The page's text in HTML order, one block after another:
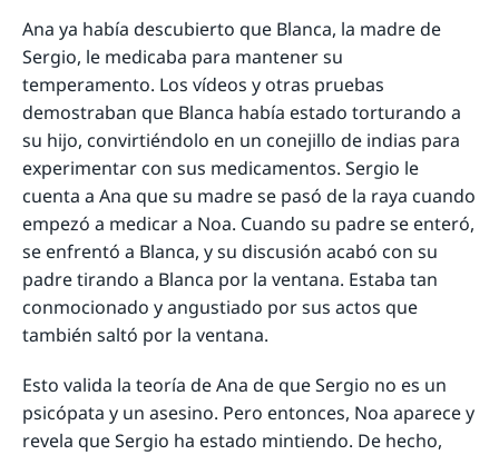
Ana ya había descubierto que Blanca, la madre de
Sergio, le medicaba para mantener su
temperamento. Los vídeos y otras pruebas
demostraban que Blanca había estado torturando a
su hijo, convirtiéndolo en un conejillo de indias para
experimentar con sus medicamentos. Sergio le
cuenta a Ana que su madre se pasó de la raya cuando
empezó a medicar a Noa. Cuando su padre se enteró,
se enfrentó a Blanca, y su discusión acabó con su
padre tirando a Blanca por la ventana. Estaba tan
conmocionado y angustiado por sus actos que
también saltó por la ventana.
Esto valida la teoría de Ana de que Sergio no es un
psicópata y un asesino. Pero entonces, Noa aparece y
revela que Sergio ha estado mintiendo. De hecho,